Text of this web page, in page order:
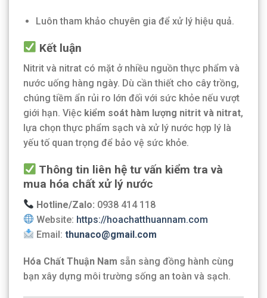
Luôn tham khảo chuyên gia để xử lý hiệu quả.
Kết luận
Nitrit và nitrat có mặt ở nhiều nguồn thực phẩm và
nước uống hàng ngày. Dù cần thiết cho cây trồng,
chúng tiềm ẩn rủi ro lớn đối với sức khỏe nếu vượt
giới hạn. Việc kiểm soát hàm lượng nitrit và nitrat,
lựa chọn thực phẩm sạch và xử lý nước hợp lý là
yếu tố quan trọng để bảo vệ sức khỏe.
Thông tin liên hệ tư vấn kiểm tra và
mua hóa chất xử lý nước
Hotline/Zalo: 0938 414 118
Website: https://hoachatthuannam.com
Email:thunaco@gmail.com
Hóa Chất Thuận Nam sẵn sàng đồng hành cùng
bạn xây dựng môi trường sống an toàn và sạch.